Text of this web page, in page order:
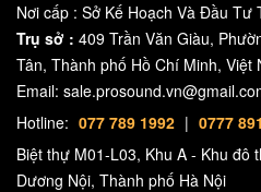
Nơi cấp : Sở Kế Hoạch Và Đầu Tư
Trụ sở : 409 Trần Văn Giàu,
Tân, Thành phố Hồ Chí Minh, Việt
Email:
Hotline: 077 789 1992 | 0777
Biệt thự M01-L03, Khu A - Khu đô
Dương Nội, Thành phố Hà Nội